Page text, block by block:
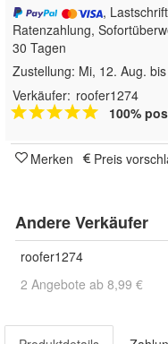
,
Ratenzahlung,
30 Tagen
Zustellung: Mi, 12. Aug.
Verkäufer: roofer1274
100%
Merken Preis
Andere Verkäufer
roofer1274
2 Angebote ab 8,99 €